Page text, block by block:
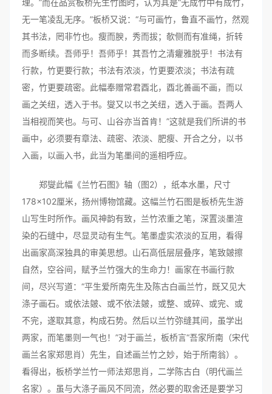
理。”而在品赏板桥先生竹图时，认为其是“无成竹中有成竹，
无一笔凌乱无序。”板桥又说：“与可画竹，鲁直不画竹，然观
其书法，罔非竹也。瘦而腴，秀而拔；欹侧而有准绳，折转
而多断续。吾师乎！吾师乎！其吾竹之清癯雅脱乎！书法有
行款，竹更要行款；书法有浓淡，竹更要浓淡；书法有疏
密，竹更要疏密。此幅奉赠常君酉北，酉北善画不画，而以
画之关纽，透入于书。燮又以书之关纽，透入于画。吾两人
当相视而笑也。与可、山谷亦当首肯！”这就是我们所讲的书
画中，必须要有章法、疏密、浓淡、肥瘦、开合之分，以书
入画，以画入书，此当为笔墨间的遥相呼应。
郑燮此幅《兰竹石图》轴（图2），纸本水墨，尺寸
178×102厘米，扬州博物馆藏。这幅兰竹石图是板桥先生游
山写生时所作。画风神韵有致，兰竹浓重之笔，深置淡墨渲
染的石缝中，尽显灵动有生气。笔墨虚实浓淡的互用，看得
出画家高深独具的审美思想。山石高低层层叠序，笔致皴擦
自然，空谷间，赋予兰竹强大的生命力！画家在书画行款
间，尽兴写道：“平生爱所南先生及陈古白画兰竹，既又见大
涤子画石。或依法皴、或不依法皴，或整、或碎、或完、或
不完，遂取其意，构成石势。然后以兰竹弥缝其间，虽学出
两家，而笔墨则一气也！”对于画兰，板桥言“吾家所南（宋代
画兰名家郑思肖）先生，自述画兰竹之妙，始于所南翁）。
看得出，板桥学兰竹一师法郑思肖，二学陈古白（明代画兰
名家）。虽与大涤子画风不同流，然必要的取舍还是要学习